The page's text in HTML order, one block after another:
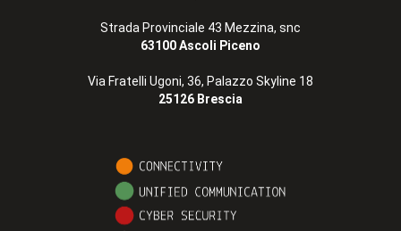
Strada Provinciale 43 Mezzina, snc
63100 Ascoli Piceno
Via Fratelli Ugoni, 36, Palazzo Skyline 18
25126 Brescia